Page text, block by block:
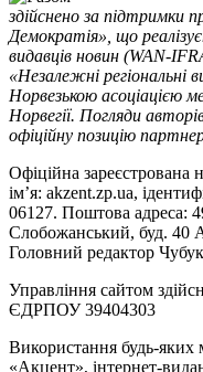
здійснено за підтримки
Демократія», що
видавців новин (WAN-
«Незалежні
Норвезькою асоціацією
Норвегії. Погляди
офіційну позицію
Офіційна
ім’я: akzent.zp.ua,
06127. Поштова адреса:
Слобожанський, буд. 40
Головний редактор
Управління сайтом
ЄДРПОУ 39404303
Використання будь-яких
«Акцент», інтернет-